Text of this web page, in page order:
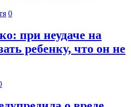
0
при неудаче на
ребенку, что он не